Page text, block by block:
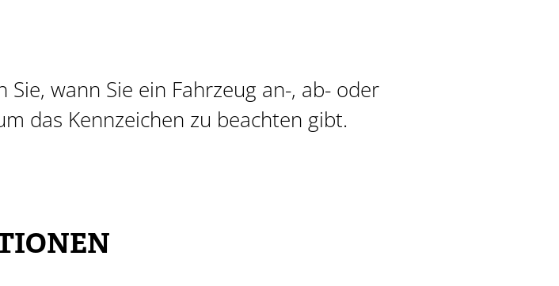
wann Sie ein Fahrzeug an-, ab- oder
das Kennzeichen zu beachten gibt.